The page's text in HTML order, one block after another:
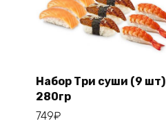
Набор Три суши (9 шт)
280гр
749₽